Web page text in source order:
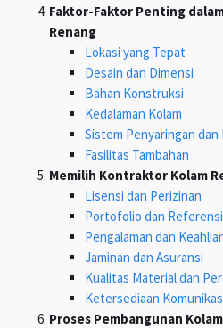
Faktor-Faktor Penting
Renang
Lokasi yang Tepat
Desain dan Dimensi
Bahan Konstruksi
Kedalaman Kolam
Sistem Penyaringan dan
Fasilitas Tambahan
Memilih Kontraktor Kolam
Lisensi dan Perizinan
Portofolio dan Referensi
Pengalaman dan
Jaminan dan Asuransi
Kualitas Material dan
Ketersediaan
Proses Pembangunan